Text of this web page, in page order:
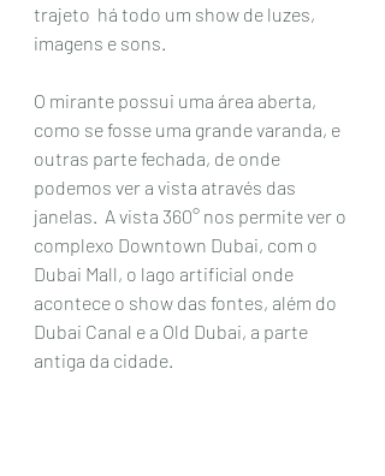
trajeto  há todo um show de luzes,
imagens e sons.
O mirante possui uma área aberta,
como se fosse uma grande varanda, e
outras parte fechada, de onde
podemos ver a vista através das
janelas.  A vista 360° nos permite ver o
complexo Downtown Dubai, com o
Dubai Mall, o lago artificial onde
acontece o show das fontes, além do
Dubai Canal e a Old Dubai, a parte
antiga da cidade.